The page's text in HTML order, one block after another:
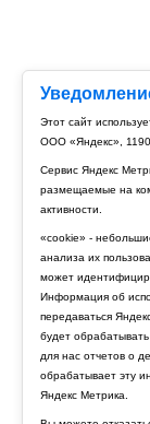
Этот сайт
ООО «Яндекс»,
Сервис Яндекс
размещаемые на
активности.
«cookie» -
анализа их
может
Информация об
передаваться
будет
для нас отчетов о
обрабатывает эту
Яндекс Метрика.